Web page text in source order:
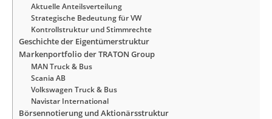
Aktuelle Anteilsverteilung
Strategische Bedeutung für VW
Kontrollstruktur und Stimmrechte
Geschichte der Eigentümerstruktur
Markenportfolio der TRATON Group
MAN Truck & Bus
Scania AB
Volkswagen Truck & Bus
Navistar International
Börsennotierung und Aktionärsstruktur